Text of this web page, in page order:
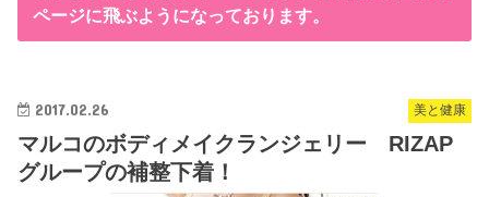
ページに飛ぶようになっております。
美と健康
2017.02.26
マルコのボディメイクランジェリー RIZAP
グループの補整下着！